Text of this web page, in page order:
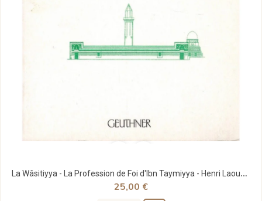
La Wâsitiyya - La Profession de Foi d'Ibn Taymiyya - Henri Laoust - Geuthner
25,00 €